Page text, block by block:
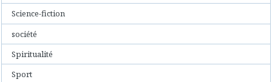
Science-fiction
société
Spiritualité
Sport